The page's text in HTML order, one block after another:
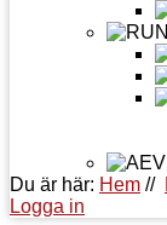
Du är här: Hem //
Logga in